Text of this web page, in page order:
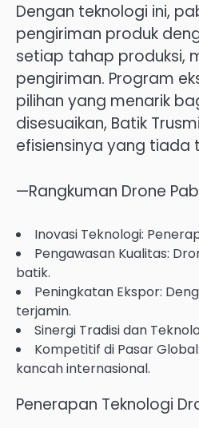
Dengan teknologi ini,
pengiriman produk
setiap tahap produksi,
pengiriman. Program
pilihan yang menarik
disesuaikan, Batik
efisiensinya yang tiada
—Rangkuman Drone
Inovasi Teknologi:
Pengawasan Kualitas:
batik.
Peningkatan Ekspor:
terjamin.
Sinergi Tradisi dan
Kompetitif di Pasar
kancah internasional.
Penerapan Teknologi